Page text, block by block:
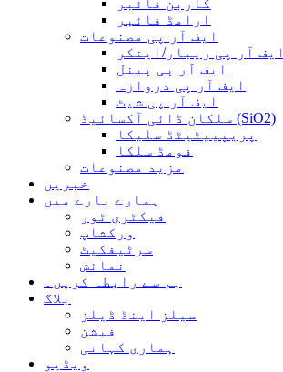
کاربن فائبر
ارامڈ فائبر
ایف آر پی مصنوعات
ایف آر پی ریبار/اینکر
ایف آر پی پینل
ایف آر پی دروازہ
ایف آر پی شیٹ
سلکان ڈائی آکسائیڈ (SiO2)
پریپییٹیٹڈ سلیکا
فومڈ سلکا
مزید مصنوعات
خبریں
ہمارے بارے میں
فیکٹری ٹور
ورکشاپ
سرٹیفکیٹ
نمائش
ہم سے رابطہ کریں۔
بلاگ
سیلز اینڈ ڈیلز
فیشن
ہماری کہانی
ویڈیو